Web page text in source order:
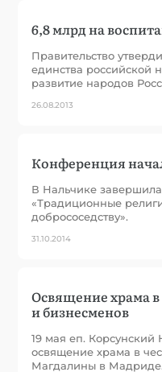
6,8 млрд на
Правительство
единства российской
развитие народов
26.08.2013
Конференция
В Нальчике
«Традиционные
добрососедству».
31.10.2014
Освящение храма
и бизнесменов
19 мая еп.
освящение храма в
Магдалины в